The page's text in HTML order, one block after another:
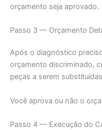
orçamento seja aprovado.
Passo 3 — Orçamento
Após o diagnóstico
orçamento discriminado,
peças a serem
Você aprova ou não o
Passo 4 — Execução do